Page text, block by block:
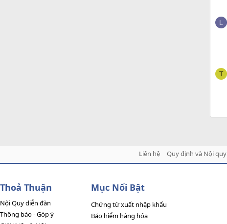
L
T
Liên hệ Quy định và Nội quy
Thoả Thuận
Nội Quy diễn đàn
Thông báo - Góp ý
Mục Nổi Bật
Chứng từ xuất nhập khẩu
Bảo hiểm hàng hóa